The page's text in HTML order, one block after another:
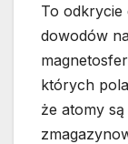
To
dowodów
których
że atomy